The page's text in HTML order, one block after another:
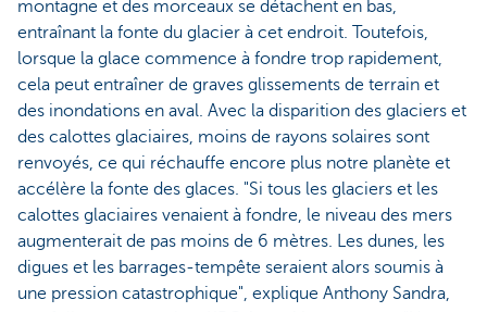
montagne et des morceaux se détachent en bas,
entraînant la fonte du glacier à cet endroit. Toutefois,
lorsque la glace commence à fondre trop rapidement,
cela peut entraîner de graves glissements de terrain et
des inondations en aval. Avec la disparition des glaciers et
des calottes glaciaires, moins de rayons solaires sont
renvoyés, ce qui réchauffe encore plus notre planète et
accélère la fonte des glaces. "Si tous les glaciers et les
calottes glaciaires venaient à fondre, le niveau des mers
augmenterait de pas moins de 6 mètres. Les dunes, les
digues et les barrages-tempête seraient alors soumis à
une pression catastrophique", explique Anthony Sandra,